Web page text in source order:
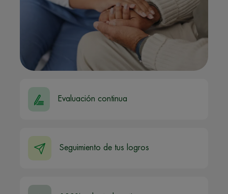
Evaluación continua
Seguimiento de tus logros